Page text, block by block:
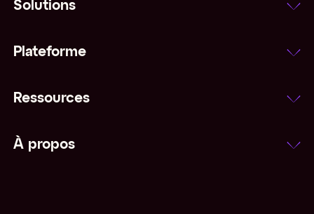
Solutions
Plateforme
Ressources
À propos